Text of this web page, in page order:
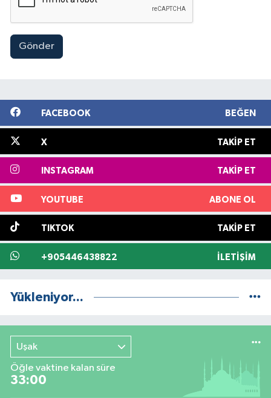
Gönder
FACEBOOK BEĞEN
X TAKIP ET
INSTAGRAM TAKIP ET
YOUTUBE ABONE OL
TIKTOK TAKIP ET
+905446438822 İLETIŞIM
Yükleniyor...
Uşak
Öğle vaktine kalan süre
33:00